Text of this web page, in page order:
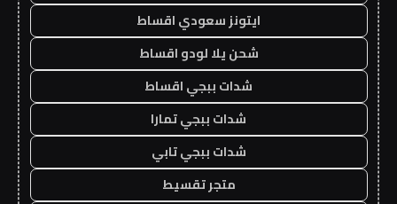
ايتونز سعودي اقساط
شحن يلا لودو اقساط
شدات ببجي اقساط
شدات ببجي تمارا
شدات ببجي تابي
متجر تقسيط